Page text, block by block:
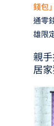
錢包」
通零
雄限
親
居